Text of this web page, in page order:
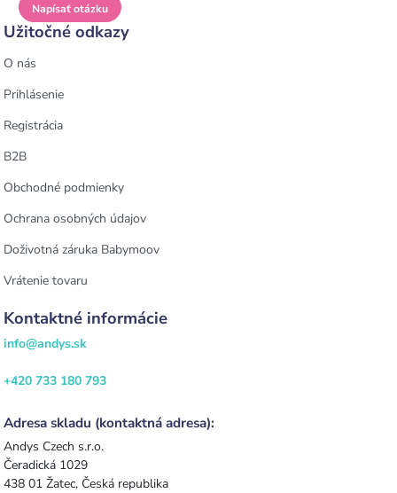
Napísať otázku
Užitočné odkazy
O nás
Prihlásenie
Registrácia
B2B
Obchodné podmienky
Ochrana osobných údajov
Doživotná záruka Babymoov
Vrátenie tovaru
Kontaktné informácie
info@andys.sk
+420 733 180 793
Adresa skladu (kontaktná adresa):
Andys Czech s.r.o.
Čeradická 1029
438 01 Žatec, Česká republika